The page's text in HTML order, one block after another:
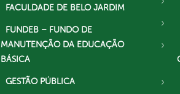
FACULDADE DE BELO JARDIM
FUNDEB – FUNDO DE
MANUTENÇÃO DA EDUCAÇÃO
BÁSICA
GESTÃO PÚBLICA